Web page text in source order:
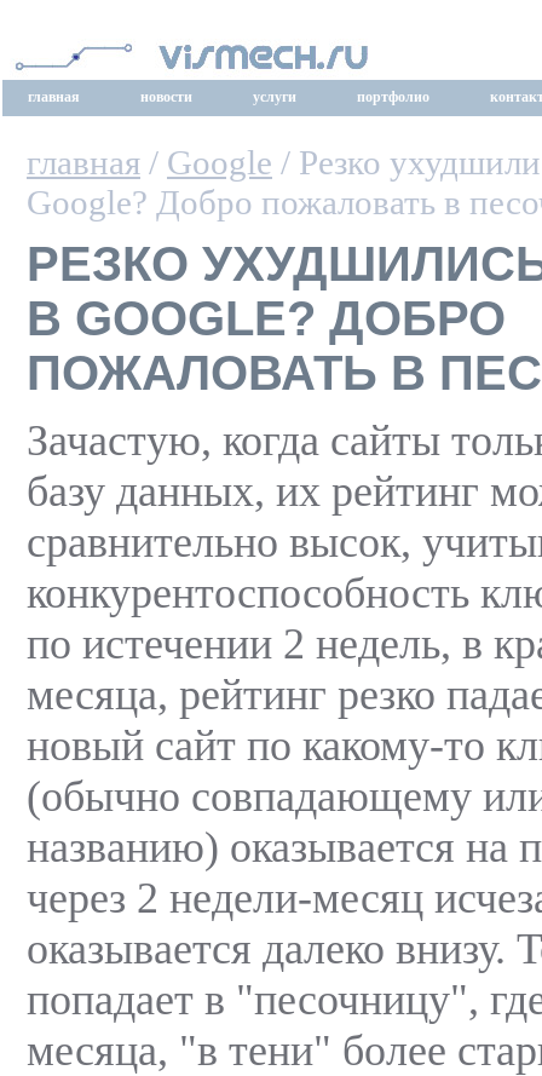
главная новости услуги портфолио
главная / Google / Резко
Google? Добро пожаловать в
РЕЗКО
В GOOGLE? ДОБРО
ПОЖАЛОВАТЬ В
Зачастую, когда сайты
базу данных, их рейтинг
сравнительно высок,
конкурентоспособность
по истечении 2 недель, в
месяца, рейтинг резко
новый сайт по какому-то
(обычно совпадающему
названию) оказывается на
через 2 недели-месяц
оказывается далеко внизу.
попадает в "песочницу",
месяца, "в тени" более